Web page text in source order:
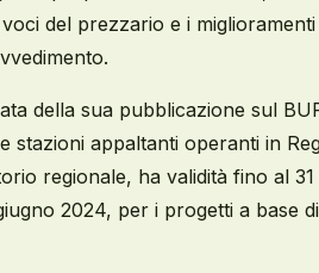
del prezzario e i miglioramenti
della sua pubblicazione sul
stazioni appaltanti operanti in
regionale, ha validità fino al 31
2024, per i progetti a base